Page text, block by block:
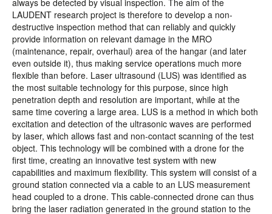
always be detected by visual inspection. The aim of the
LAUDENT research project is therefore to develop a non-
destructive inspection method that can reliably and quickly
provide information on relevant damage in the MRO
(maintenance, repair, overhaul) area of the hangar (and later
even outside it), thus making service operations much more
flexible than before. Laser ultrasound (LUS) was identified as
the most suitable technology for this purpose, since high
penetration depth and resolution are important, while at the
same time covering a large area. LUS is a method in which both
excitation and detection of the ultrasonic waves are performed
by laser, which allows fast and non-contact scanning of the test
object. This technology will be combined with a drone for the
first time, creating an innovative test system with new
capabilities and maximum flexibility. This system will consist of a
ground station connected via a cable to an LUS measurement
head coupled to a drone. This cable-connected drone can thus
bring the laser radiation generated in the ground station to the